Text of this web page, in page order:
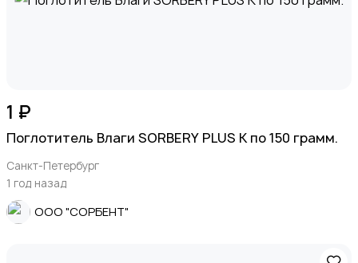
1 ₽
Поглотитель Влаги SORBERY PLUS K по 150 грамм.
Санкт-Петербург
1 год назад
ООО "СОРБЕНТ"